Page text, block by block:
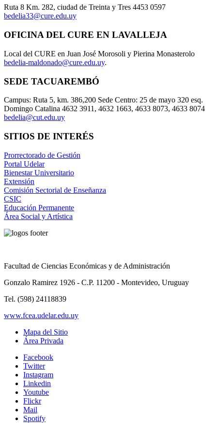
Ruta 8 Km. 282, ciudad de Treinta y Tres 4453 0597
bedelia33@cure.edu.uy
OFICINA DEL CURE EN LAVALLEJA
Local del CURE en Juan José Morosoli y Pierina Monasterolo
bedelia-maldonado@cure.edu.uy.
SEDE TACUAREMBÓ
Campus: Ruta 5, km. 386,200 Sede Centro: 25 de mayo 320 esq.
Domingo Catalina 4632 3911, 4632 1663, 4633 8073, 4633 8074
bedelia@cut.edu.uy
SITIOS DE INTERÉS
Prorrectorado de Gestión
Portal Udelar
Bienestar Universitario
Extensión
Comisión Sectorial de Enseñanza
CSIC
Educación Permanente
Área Social y Artística
Facultad de Ciencias Económicas y de Administración
Gonzalo Ramirez 1926 - C.P. 11200 - Montevideo, Uruguay
Tel. (598) 24118839
www.fcea.udelar.edu.uy
Mapa del Sitio
Área Privada
Facebook
Twitter
Instagram
Linkedin
Youtube
Flickr
Mail
Spotify